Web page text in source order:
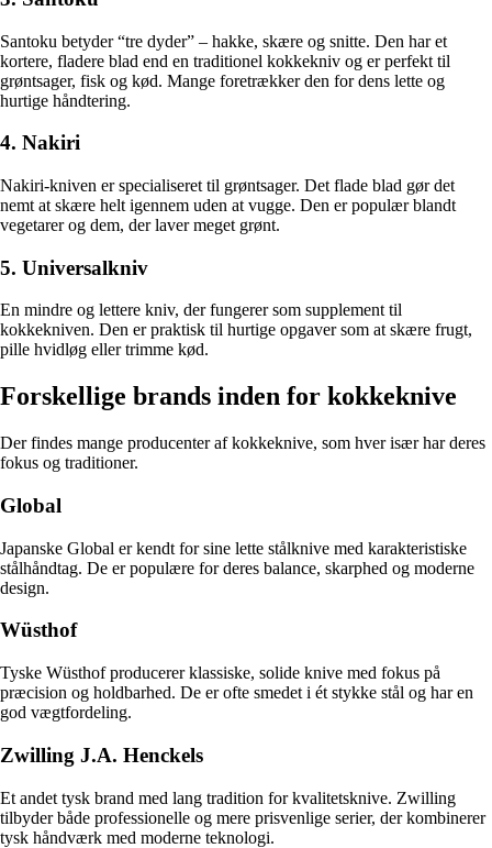
Santoku betyder “tre dyder” – hakke, skære og snitte. Den har et
kortere, fladere blad end en traditionel kokkekniv og er perfekt til
grøntsager, fisk og kød. Mange foretrækker den for dens lette og
hurtige håndtering.
4. Nakiri
Nakiri-kniven er specialiseret til grøntsager. Det flade blad gør det
nemt at skære helt igennem uden at vugge. Den er populær blandt
vegetarer og dem, der laver meget grønt.
5. Universalkniv
En mindre og lettere kniv, der fungerer som supplement til
kokkekniven. Den er praktisk til hurtige opgaver som at skære frugt,
pille hvidløg eller trimme kød.
Forskellige brands inden for kokkeknive
Der findes mange producenter af kokkeknive, som hver især har deres
fokus og traditioner.
Global
Japanske Global er kendt for sine lette stålknive med karakteristiske
stålhåndtag. De er populære for deres balance, skarphed og moderne
design.
Wüsthof
Tyske Wüsthof producerer klassiske, solide knive med fokus på
præcision og holdbarhed. De er ofte smedet i ét stykke stål og har en
god vægtfordeling.
Zwilling J.A. Henckels
Et andet tysk brand med lang tradition for kvalitetsknive. Zwilling
tilbyder både professionelle og mere prisvenlige serier, der kombinerer
tysk håndværk med moderne teknologi.